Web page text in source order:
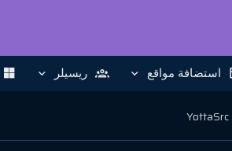
استضافة مواقع ريسيلر